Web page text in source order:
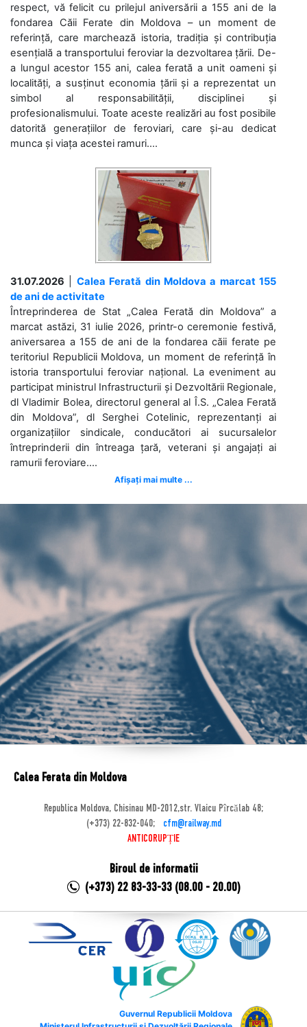
respect, vă felicit cu prilejul aniversării a 155 ani de la
fondarea Căii Ferate din Moldova – un moment de
referință, care marchează istoria, tradiția și contribuția
esențială a transportului feroviar la dezvoltarea țării. De-
a lungul acestor 155 ani, calea ferată a unit oameni și
localități, a susținut economia țării și a reprezentat un
simbol al responsabilității, disciplinei și
profesionalismului. Toate aceste realizări au fost posibile
datorită generațiilor de feroviari, care și-au dedicat
munca și viața acestei ramuri....
31.07.2026
Calea Ferată din Moldova a marcat 155
de ani de activitate
Întreprinderea de Stat „Calea Ferată din Moldova” a
marcat astăzi, 31 iulie 2026, printr-o ceremonie festivă,
aniversarea a 155 de ani de la fondarea căii ferate pe
teritoriul Republicii Moldova, un moment de referință în
istoria transportului feroviar național. La eveniment au
participat ministrul Infrastructurii și Dezvoltării Regionale,
dl Vladimir Bolea, directorul general al Î.S. „Calea Ferată
din Moldova”, dl Serghei Cotelinic, reprezentanți ai
organizațiilor sindicale, conducători ai sucursalelor
întreprinderii din întreaga țară, veterani și angajați ai
ramurii feroviare....
Afișați mai multe ...
Calea Ferata din Moldova
Republica Moldova, Chisinau MD-2012,str. Vlaicu Pîrcălab 48;
(+373) 22-832-040;
cfm@railway.md
ANTICORUPȚIE
Biroul de informatii
(+373) 22 83-33-33 (08.00 - 20.00)
Guvernul Republicii Moldova